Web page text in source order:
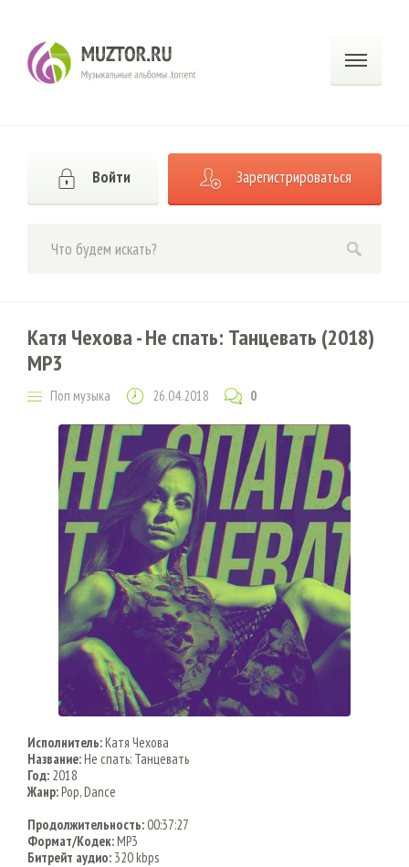
Войти Зарегистрироваться
Катя Чехова - Не спать: Танцевать (2018)
MP3
Поп музыка 26.04.2018 0
Исполнитель:Катя Чехова
Название:Не спать: Танцевать
Год: 2018
Жанр:Pop, Dance
Продолжительность:00:37:27
Формат/Кодек:MP3
Битрейт аудио: 320 kbps